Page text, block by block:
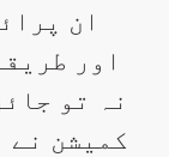
ان
اور
نہ تو
کمیشن نے